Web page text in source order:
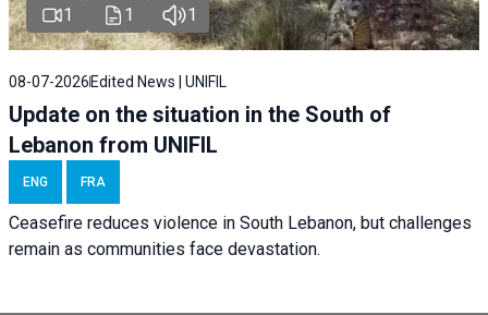
1 1 1
08-07-2026 Edited News | UNIFIL
Update on the situation in the South of
Lebanon from UNIFIL
ENG FRA
Ceasefire reduces violence in South Lebanon, but challenges
remain as communities face devastation.